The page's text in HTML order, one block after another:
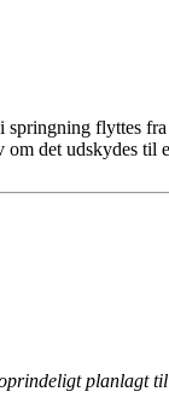
flyttes
det udskydes til
planlagt